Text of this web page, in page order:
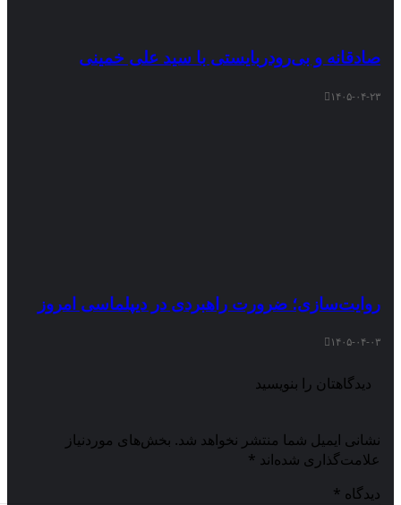
صادقانه و بی‌رودربایستی با سید علی خمینی
۱۴۰۵-۰۴-۲۳
روایت‌سازی؛ ضرورت راهبردی در دیپلماسی امروز
۱۴۰۵-۰۴-۰۳
دیدگاهتان را بنویسید
نشانی ایمیل شما منتشر نخواهد شد. بخش‌های موردنیاز
علامت‌گذاری شده‌اند *
دیدگاه *